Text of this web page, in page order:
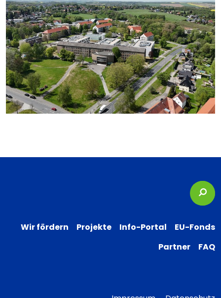
Wir fördern Projekte Info-Portal
EU-Fonds
Partner
FAQ